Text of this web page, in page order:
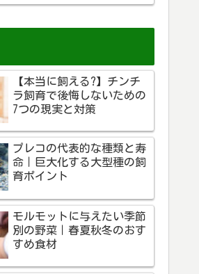
【本当に飼える?】チンチ
ラ飼育で後悔しないための
7つの現実と対策
プレコの代表的な種類と寿
命｜巨大化する大型種の飼
育ポイント
モルモットに与えたい季節
別の野菜｜春夏秋冬のおす
すめ食材